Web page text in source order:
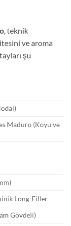
, teknik
ve aroma
şu
Maduro (Koyu ve
Long-Filler
Gövdeli)